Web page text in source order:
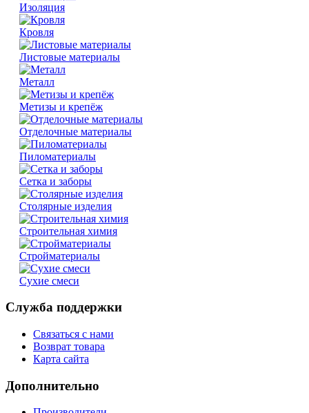
Изоляция
Кровля
Листовые материалы
Металл
Метизы и крепёж
Отделочные материалы
Пиломатериалы
Сетка и заборы
Столярные изделия
Строительная химия
Стройматериалы
Сухие смеси
Служба поддержки
Связаться с нами
Возврат товара
Карта сайта
Дополнительно